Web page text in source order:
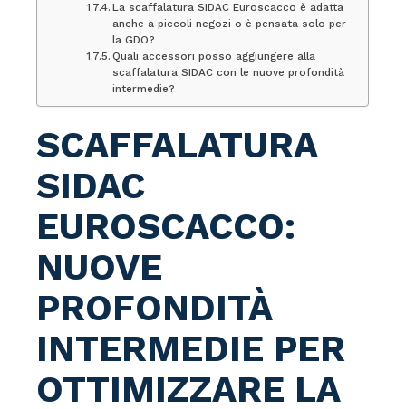
La scaffalatura SIDAC Euroscacco è adatta
anche a piccoli negozi o è pensata solo per
la GDO?
Quali accessori posso aggiungere alla
scaffalatura SIDAC con le nuove profondità
intermedie?
SCAFFALATURA
SIDAC
EUROSCACCO:
NUOVE
PROFONDITÀ
INTERMEDIE PER
OTTIMIZZARE LA